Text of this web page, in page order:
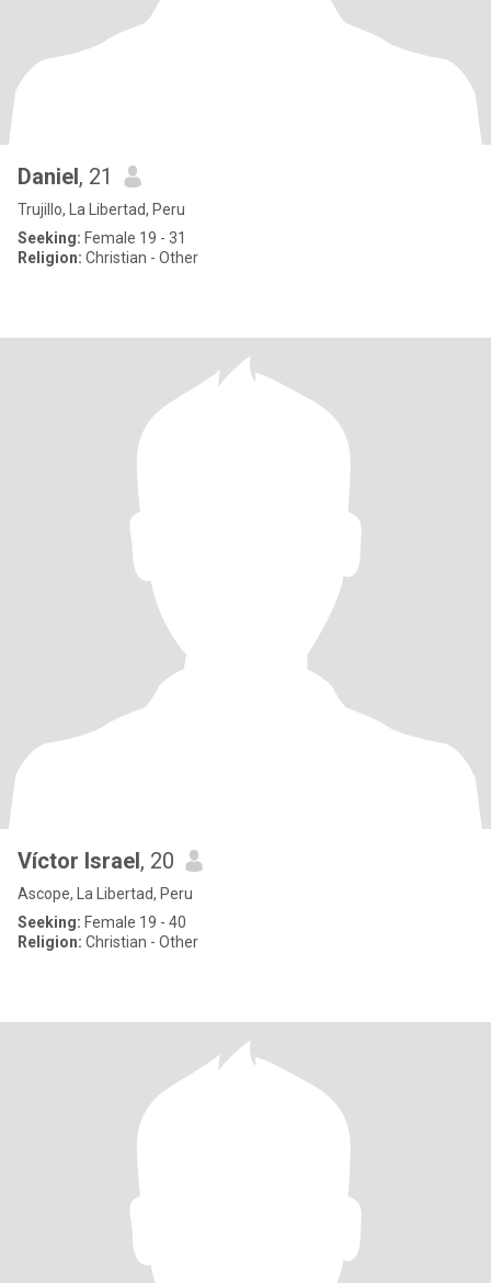
Daniel, 21
Trujillo, La Libertad, Peru
Seeking: Female 19 - 31
Religion: Christian - Other
Víctor Israel, 20
Ascope, La Libertad, Peru
Seeking: Female 19 - 40
Religion: Christian - Other